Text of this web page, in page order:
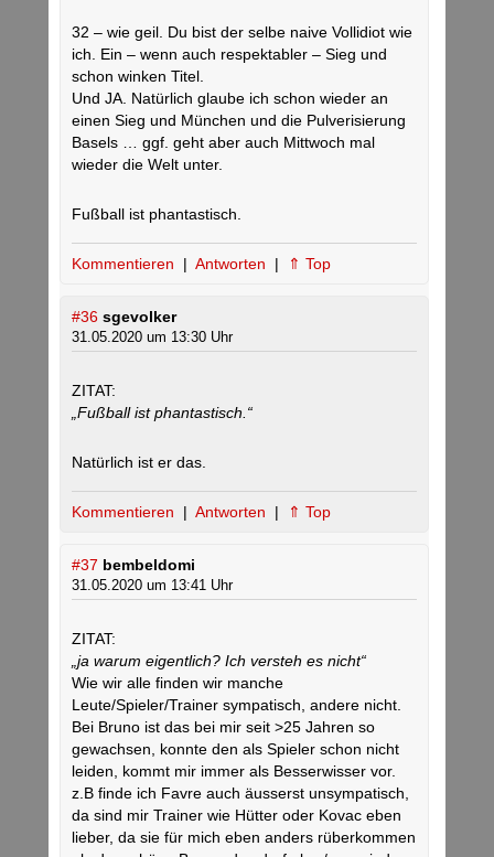
32 – wie geil. Du bist der selbe naive Vollidiot wie
ich. Ein – wenn auch respektabler – Sieg und
schon winken Titel.
Und JA. Natürlich glaube ich schon wieder an
einen Sieg und München und die Pulverisierung
Basels … ggf. geht aber auch Mittwoch mal
wieder die Welt unter.
Fußball ist phantastisch.
Kommentieren | Antworten | ⇑ Top
#36 sgevolker
31.05.2020 um 13:30 Uhr
ZITAT:
„Fußball ist phantastisch.“
Natürlich ist er das.
Kommentieren | Antworten | ⇑ Top
#37 bembeldomi
31.05.2020 um 13:41 Uhr
ZITAT:
„ja warum eigentlich? Ich versteh es nicht“
Wie wir alle finden wir manche
Leute/Spieler/Trainer sympatisch, andere nicht.
Bei Bruno ist das bei mir seit >25 Jahren so
gewachsen, konnte den als Spieler schon nicht
leiden, kommt mir immer als Besserwisser vor.
z.B finde ich Favre auch äusserst unsympatisch,
da sind mir Trainer wie Hütter oder Kovac eben
lieber, da sie für mich eben anders rüberkommen